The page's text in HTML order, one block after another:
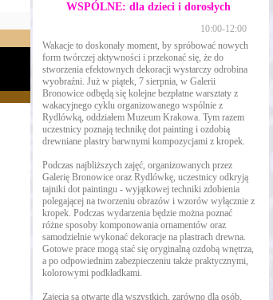
WSPÓLNE: dla dzieci i dorosłych
10:00-12:00
Wakacje to doskonały moment, by spróbować nowych
form twórczej aktywności i przekonać się, że do
stworzenia efektownych dekoracji wystarczy odrobina
wyobraźni. Już w piątek, 7 sierpnia, w Galerii
Bronowice odbędą się kolejne bezpłatne warsztaty z
wakacyjnego cyklu organizowanego wspólnie z
Rydlówką, oddziałem Muzeum Krakowa. Tym razem
uczestnicy poznają technikę dot painting i ozdobią
drewniane plastry barwnymi kompozycjami z kropek.
Podczas najbliższych zajęć, organizowanych przez
Galerię Bronowice oraz Rydlówkę, uczestnicy odkryją
tajniki dot paintingu - wyjątkowej techniki zdobienia
polegającej na tworzeniu obrazów i wzorów wyłącznie z
kropek. Podczas wydarzenia będzie można poznać
różne sposoby komponowania ornamentów oraz
samodzielnie wykonać dekoracje na plastrach drewna.
Gotowe prace mogą stać się oryginalną ozdobą wnętrza,
a po odpowiednim zabezpieczeniu także praktycznymi,
kolorowymi podkładkami.
Zajęcia są otwarte dla wszystkich, zarówno dla osób,